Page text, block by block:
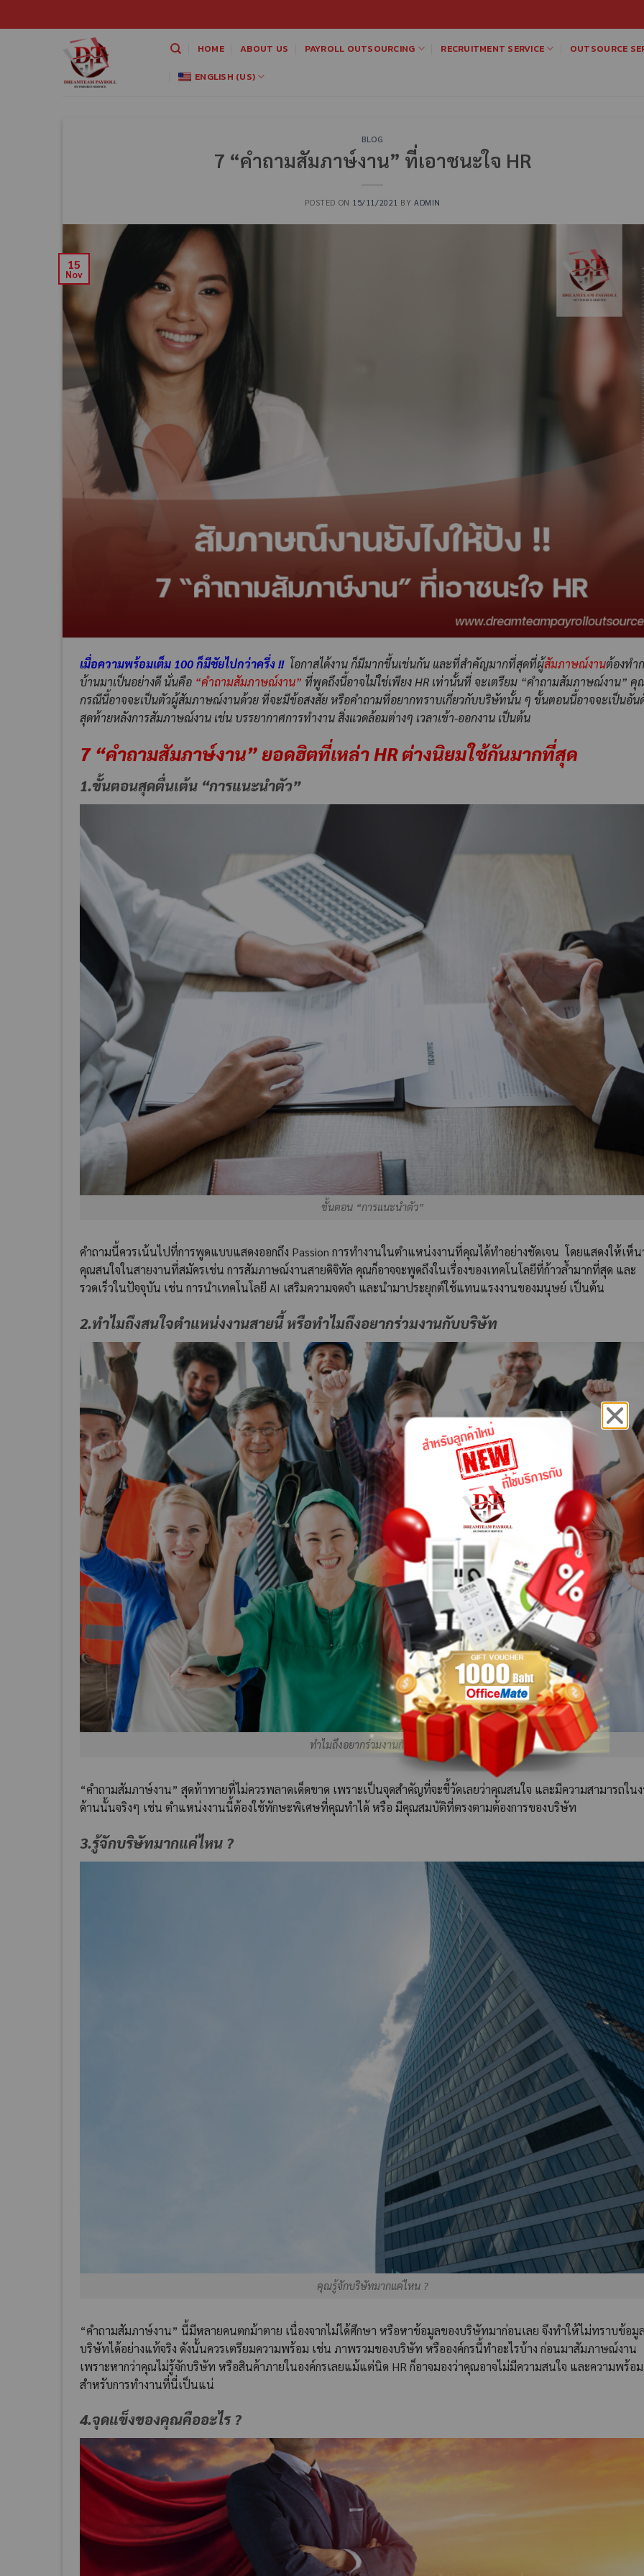
HOME ABOUT US PAYROLL OUTSOURCING RECRUITMENT SERVICE OUTSOURCE
ENGLISH (US)
BLOG
7 “คำถามสัมภาษ์งาน” ที่เอาชนะใจ HR
POSTED ON 15/11/2021 BYADMIN
15
Nov
เมื่อความพร้อมเต็ม 100 ก็มีชัยไปกว่าครึ่ง !!โอกาสได้งาน ก็มีมากขึ้นเช่นกัน และที่สำคัญมากที่สุดที่ผู้สัมภาษณ์งานต้องทำ
บ้านมาเป็นอย่างดี นั่นคือ “คำถามสัมภาษณ์งาน” ที่พูดถึงนี้อาจไม่ใช่เพียง HR เท่านั้นที่ จะเตรียม “คำถามสัมภาษณ์งาน” คุ
กรณีนี้อาจจะเป็นตัวผู้สัมภาษณ์งานด้วย ที่จะมีข้อสงสัย หรือคำถามที่อยากทราบเกี่ยวกับบริษัทนั้น ๆ ขั้นตอนนี้อาจจะเป็นอัน
สุดท้ายหลังการสัมภาษณ์งาน เช่น บรรยากาศการทำงาน สิ่งแวดล้อมต่างๆ เวลาเข้า-ออกงาน เป็นต้น
7 “คำถามสัมภาษ์งาน”ยอดฮิตที่เหล่าHRต่างนิยมใช้กันมากที่สุด
1.ขั้นตอนสุดตื่นเต้น “การแนะนำตัว”
ขั้นตอน “การแนะนำตัว”
คำถามนี้ควรเน้นไปที่การพูดแบบแสดงออกถึง Passion การทำงานในตำแหน่งงานที่คุณได้ทำอย่างชัดเจน โดยแสดงให้เห็น
คุณสนใจในสายงานที่สมัครเช่น การสัมภาษณ์งานสายดิจิทัล คุณก็อาจจะพูดถึงในเรื่องของเทคโนโลยีที่ก้าวล้ำมากที่สุด และ
รวดเร็วในปัจจุบัน เช่น การนำเทคโนโลยี AI เสริมความจดจำ และนำมาประยุกต์ใช้แทนแรงงานของมนุษย์ เป็นต้น
2.ทำไมถึงสนใจตำแหน่งงานสายนี้ หรือทำไมถึงอยากร่วมงานกับบริษัท
ทำไมถึงอยากร่วมงานกับบริษัท
“คำถามสัมภาษ์งาน” สุดท้าทายที่ไม่ควรพลาดเด็ดขาด เพราะเป็นจุดสำคัญที่จะชี้วัดเลยว่าคุณสนใจ และมีความสามารถใน
ด้านนั้นจริงๆ เช่น ตำแหน่งงานนี้ต้องใช้ทักษะพิเศษที่คุณทำได้ หรือ มีคุณสมบัติที่ตรงตามต้องการของบริษัท
3.รู้จักบริษัทมากแค่ไหน ?
คุณรู้จักบริษัทมากแค่ไหน ?
“คำถามสัมภาษ์งาน” นี้มีหลายคนตกม้าตาย เนื่องจากไม่ได้ศึกษา หรือหาข้อมูลของบริษัทมาก่อนเลย จึงทำให้ไม่ทราบข้อมู
บริษัทได้อย่างแท้จริง ดังนั้นควรเตรียมความพร้อม เช่น ภาพรวมของบริษัท หรือองค์กรนี้ทำอะไรบ้าง ก่อนมาสัมภาษณ์งาน
เพราะหากว่าคุณไม่รู้จักบริษัท หรือสินค้าภายในองค์กรเลยแม้แต่นิด HR ก็อาจมองว่าคุณอาจไม่มีความสนใจ และความพร้อม
สำหรับการทำงานที่นี่เป็นแน่
4.จุดแข็งของคุณคืออะไร ?